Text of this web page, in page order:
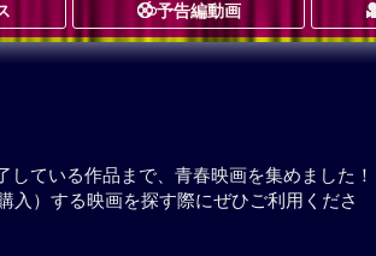
予告編動画
ている作品まで、青春映画を集めました！
入）する映画を探す際にぜひご利用くださ